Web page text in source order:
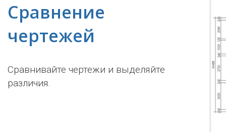
Сравнение
чертежей
Сравнивайте чертежи и выделяйте
различия.